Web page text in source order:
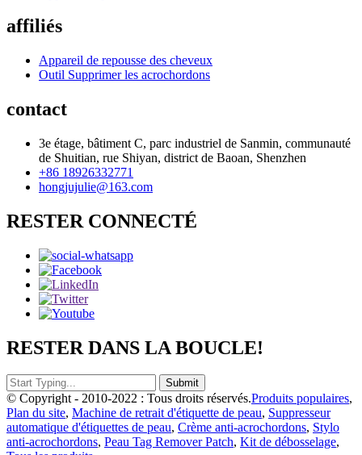
affiliés
Appareil de repousse des cheveux
Outil Supprimer les acrochordons
contact
3e étage, bâtiment C, parc industriel de Sanmin, communauté
de Shuitian, rue Shiyan, district de Baoan, Shenzhen
+86 18926332771
hongjujulie@163.com
RESTER CONNECTÉ
RESTER DANS LA BOUCLE!
© Copyright - 2010-2022 : Tous droits réservés.Produits populaires,
Plan du site, Machine de retrait d'étiquette de peau, Suppresseur
automatique d'étiquettes de peau, Crème anti-acrochordons, Stylo
anti-acrochordons, Peau Tag Remover Patch, Kit de débosselage,